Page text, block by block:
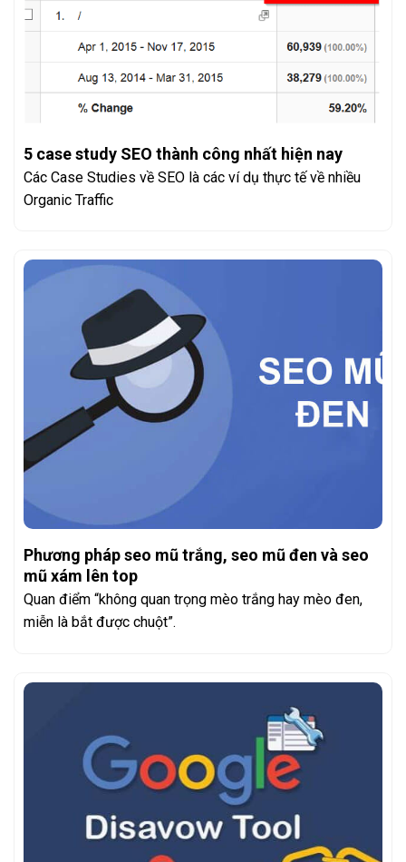
5 case study SEO thành công nhất hiện nay
Các Case Studies về SEO là các ví dụ thực tế về nhiều
Organic Traffic
Phương pháp seo mũ trắng, seo mũ đen và seo
mũ xám lên top
Quan điểm “không quan trọng mèo trắng hay mèo đen,
miễn là bắt được chuột”.